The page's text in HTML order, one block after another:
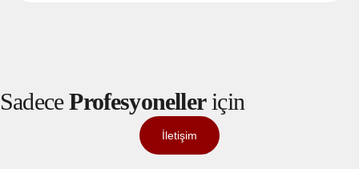
SadeceProfesyonelleriçin
İletişim